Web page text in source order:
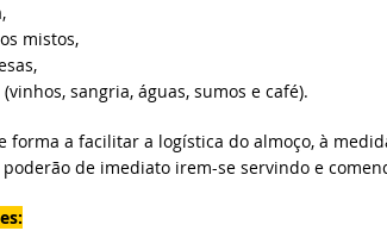
mistos,
sangria, águas, sumos e café).
forma a facilitar a logística do almoço, à
poderão de imediato irem-se servindo e